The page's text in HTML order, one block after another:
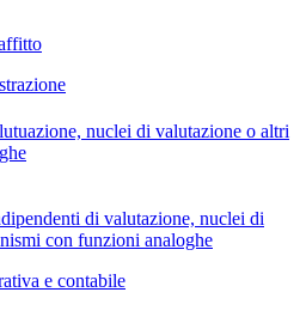
nuclei di valutazione o altri
di valutazione, nuclei di
con funzioni analoghe
e contabile